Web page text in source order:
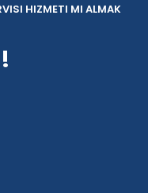
HIZMETI MI ALMAK